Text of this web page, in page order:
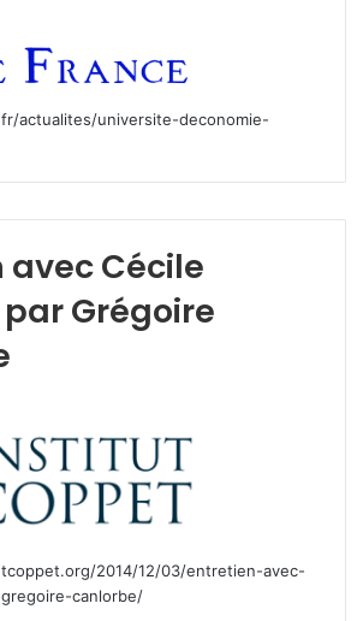
actualites/universite-deconomie-
avec Cécile
Grégoire
2014/12/03/entretien-avec-
canlorbe/